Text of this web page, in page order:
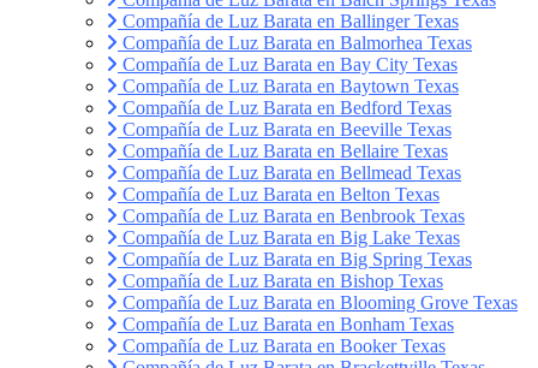
Compañía de Luz Barata en Ballinger Texas
Compañía de Luz Barata en Balmorhea Texas
Compañía de Luz Barata en Bay City Texas
Compañía de Luz Barata en Baytown Texas
Compañía de Luz Barata en Bedford Texas
Compañía de Luz Barata en Beeville Texas
Compañía de Luz Barata en Bellaire Texas
Compañía de Luz Barata en Bellmead Texas
Compañía de Luz Barata en Belton Texas
Compañía de Luz Barata en Benbrook Texas
Compañía de Luz Barata en Big Lake Texas
Compañía de Luz Barata en Big Spring Texas
Compañía de Luz Barata en Bishop Texas
Compañía de Luz Barata en Blooming Grove Texas
Compañía de Luz Barata en Bonham Texas
Compañía de Luz Barata en Booker Texas